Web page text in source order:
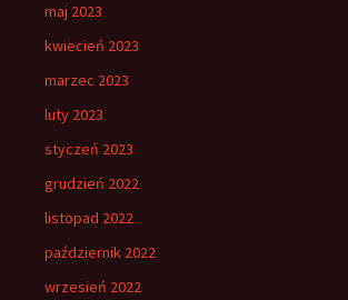
maj 2023
kwiecień 2023
marzec 2023
luty 2023
styczeń 2023
grudzień 2022
listopad 2022
październik 2022
wrzesień 2022